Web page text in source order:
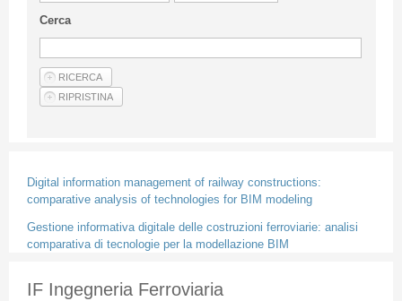
Privacy & Policy
Articles
Cerca
Digital information management of railway constructions:
comparative analysis of technologies for BIM modeling
Gestione informativa digitale delle costruzioni ferroviarie: analisi
comparativa di tecnologie per la modellazione BIM
IF Ingegneria Ferroviaria